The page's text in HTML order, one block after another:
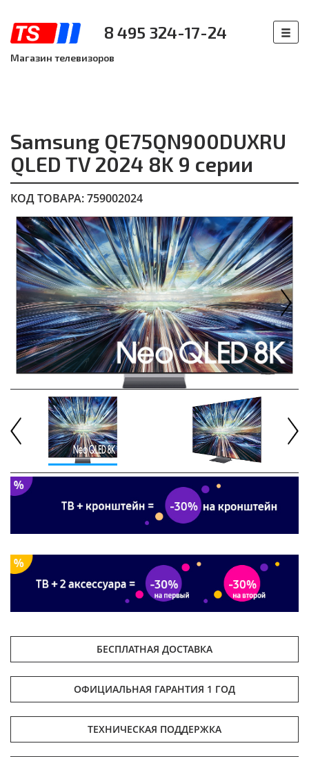
8 495 324-17-24
Магазин телевизоров
Samsung QE75QN900DUXRU
QLED TV 2024 8K 9 серии
КОД ТОВАРА: 759002024
Next
БЕСПЛАТНАЯ ДОСТАВКА
ОФИЦИАЛЬНАЯ ГАРАНТИЯ 1 ГОД
ТЕХНИЧЕСКАЯ ПОДДЕРЖКА